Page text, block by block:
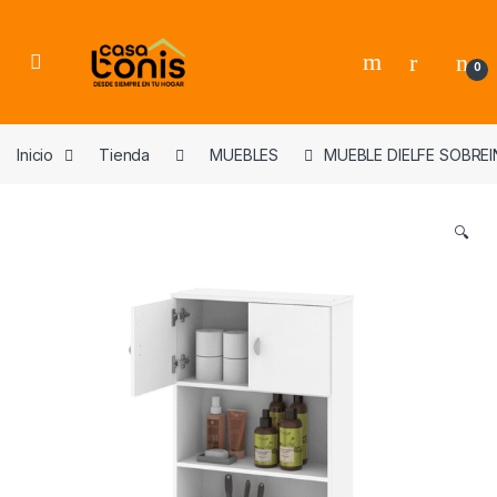
0
Inicio Tienda MUEBLES MUEBLE DIELFE
🔍